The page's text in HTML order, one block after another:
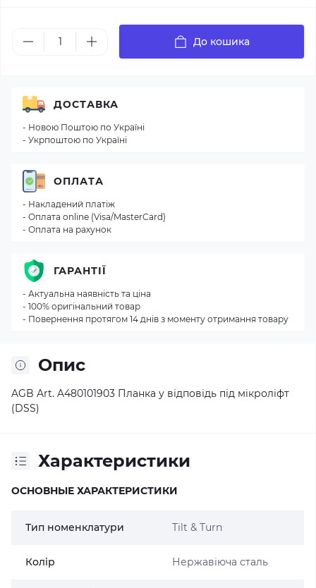
До кошика
Опис
AGB Art. A480101903 Планка у відповідь під мікроліфт
(DSS)
Характеристики
ОСНОВНЫЕ ХАРАКТЕРИСТИКИ
Тип номенклатури Tilt & Turn
Колір Нержавіюча сталь
ДОСТАВКА
- Новою Поштою по Україні
- Укрпоштою по Україні
ОПЛАТА
- Накладений платіж
- Оплата online (Visa/MasterCard)
- Оплата на рахунок
ГАРАНТІЇ
- Актуальна наявність та ціна
- 100% оригінальний товар
- Повернення протягом 14 днів з моменту отримання товару